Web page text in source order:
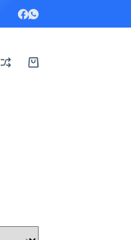
Koszyk